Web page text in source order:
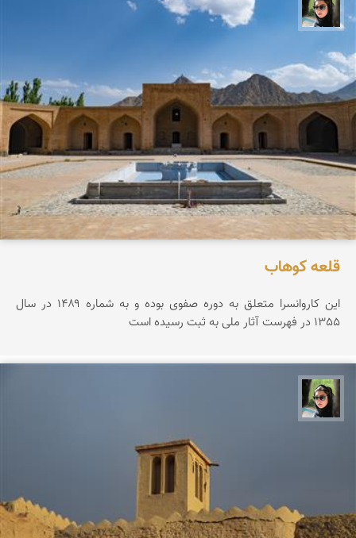
سپیده اصلان
قلعه كوهاب
این کاروانسرا متعلق به دوره صفوی بوده و به شماره ۱۴۸۹ در سال
1355 در فهرست آثار ملی به ثبت رسیده است